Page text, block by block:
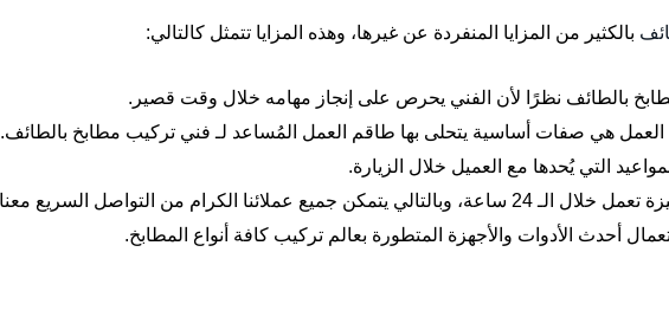
بالكثير من المزايا المنفردة عن غيرها، وهذه المزايا تتمثل كالتالي:
بالطائف نظرًا لأن الفني يحرص على إنجاز مهامه خلال وقت قصير.
العمل هي صفات أساسية يتحلى بها طاقم العمل المُساعد لـ فني تركيب مطابخ بالطائف.
التي يُحدها مع العميل خلال الزيارة.
عملائنا الكرام من التواصل السريع معنا في أي وقت.
أحدث الأدوات والأجهزة المتطورة بعالم تركيب كافة أنواع المطابخ.